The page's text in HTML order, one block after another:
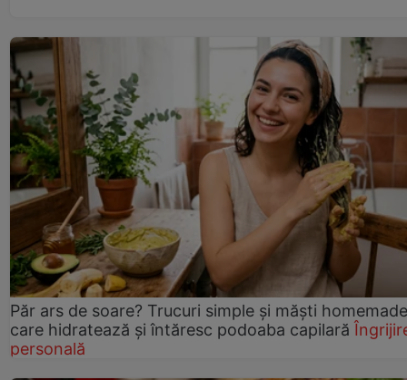
Păr ars de soare? Trucuri simple și măști homemade
care hidratează și întăresc podoaba capilară
personală